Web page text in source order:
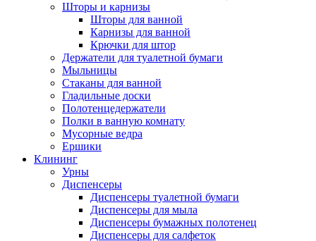
Шторы и карнизы
Шторы для ванной
Карнизы для ванной
Крючки для штор
Держатели для туалетной бумаги
Мыльницы
Стаканы для ванной
Гладильные доски
Полотенцедержатели
Полки в ванную комнату
Мусорные ведра
Ершики
Клининг
Урны
Диспенсеры
Диспенсеры туалетной бумаги
Диспенсеры для мыла
Диспенсеры бумажных полотенец
Диспенсеры для салфеток